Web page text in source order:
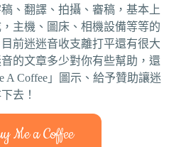
、翻譯、拍攝、審稿，基本上
主機、圖床、相機設備等等的
前迷迷音收支離打平還有很大
的文章多少對你有些幫助，還
A Coffee」圖示、給予贊助讓迷
去！
Me a Coffee